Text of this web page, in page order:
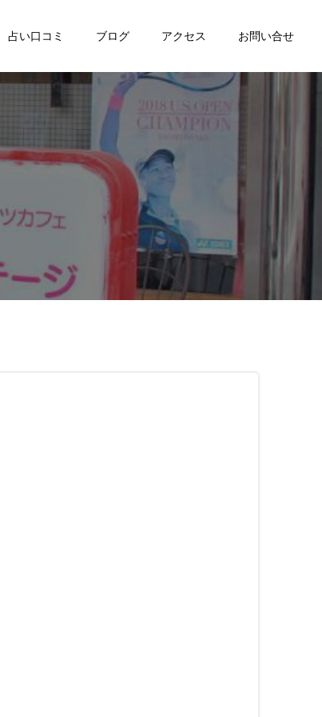
占い口コミ ブログ アクセス お問い合せ